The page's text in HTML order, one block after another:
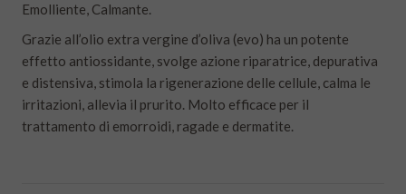
Emolliente, Calmante.
Grazie all’olio extra vergine d’oliva (evo) ha un potente
effetto antiossidante, svolge azione riparatrice, depurativa
e distensiva, stimola la rigenerazione delle cellule, calma le
irritazioni, allevia il prurito. Molto efficace per il
trattamento di emorroidi, ragade e dermatite.